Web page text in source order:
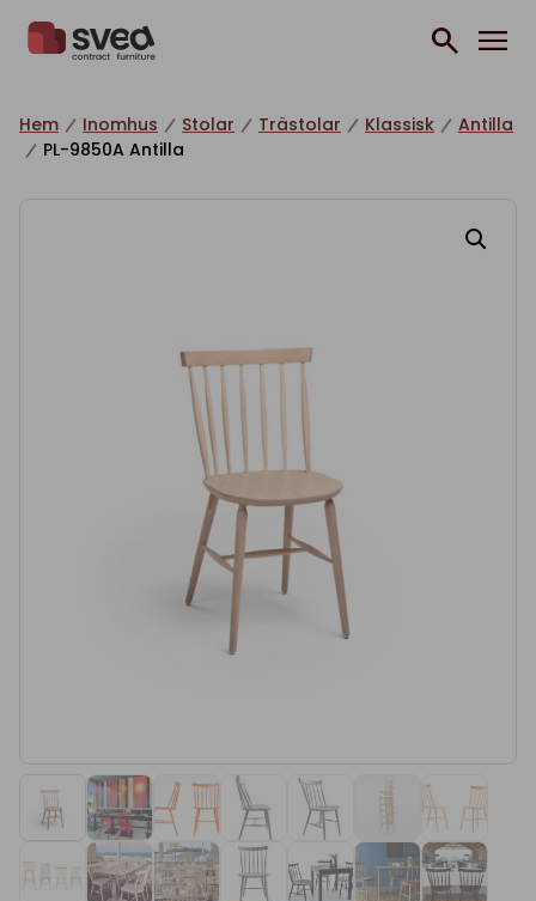
Hem Inomhus Stolar Trästolar Klassisk
Antilla
PL-9850A Antilla